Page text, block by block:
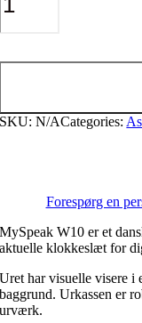
SKU:N/ACategories:
Forespørg en
MySpeak W10 er et
aktuelle klokkeslæt for
Uret har visuelle visere i
baggrund. Urkassen er
urværk.